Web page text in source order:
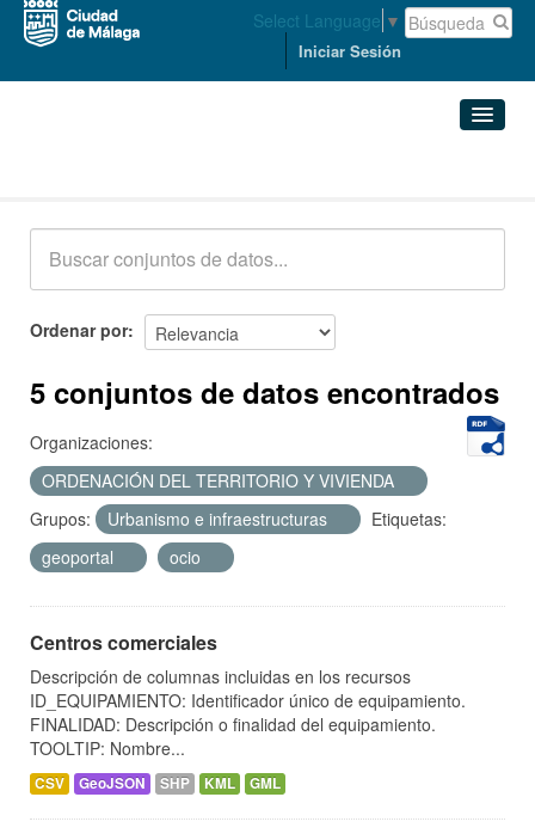
Select Language ▼
Iniciar Sesión
Acerca de
Ordenar por
5 conjuntos de datos encontrados
Organizaciones:
ORDENACIÓN DEL TERRITORIO Y VIVIENDA
Grupos:
Urbanismo e infraestructuras
Etiquetas:
geoportal
ocio
Centros comerciales
Descripción de columnas incluidas en los recursos
ID_EQUIPAMIENTO: Identificador único de equipamiento.
FINALIDAD: Descripción o finalidad del equipamiento.
TOOLTIP: Nombre...
CSV GeoJSON SHP KML GML